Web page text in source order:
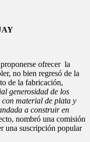
ofrecer la
no bien regresó de la
de la fabricación,
generosidad de los
material de plata y
a construir en
nombró una comisión
una suscripción popular